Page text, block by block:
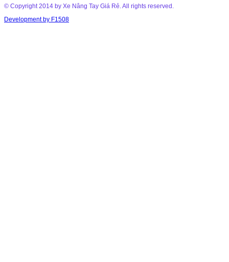
© Copyright 2014 by Xe Nâng Tay Giá Rẻ. All rights reserved.
Development by F1508